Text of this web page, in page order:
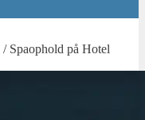
/ Spaophold på Hotel